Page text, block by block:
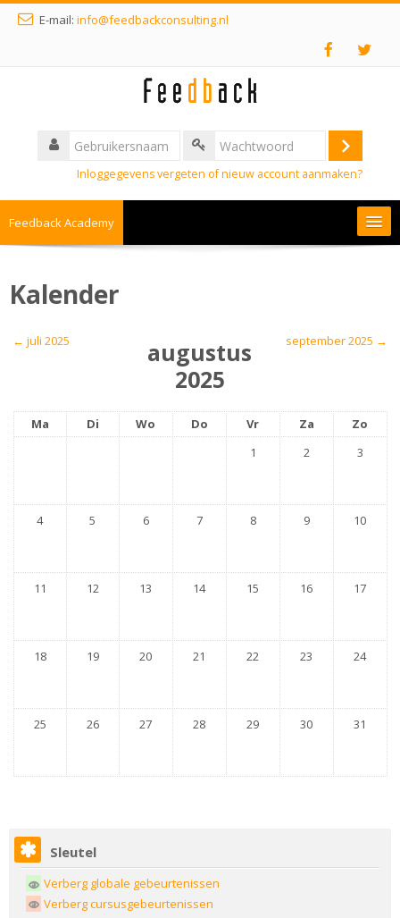
E-mail: info@feedbackconsulting.nl
Inloggegevens vergeten of nieuw account aanmaken?
Feedback Academy
Kalender
← juli 2025
augustus
2025
september 2025 →
Ma Di Wo Do Vr Za
Zo
1
2 3
4 5 6 7 8 9 10
11 12 13 14 15 16 17
18 19 20 21 22 23 24
25 26 27 28 29 30 31
Sleutel
Verberg globale gebeurtenissen
Verberg cursusgebeurtenissen